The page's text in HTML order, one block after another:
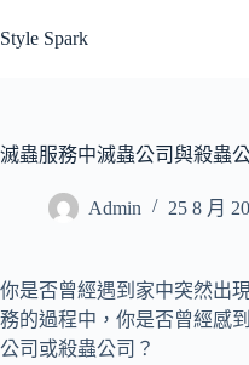
至
容
Style Spark
滅蟲服務中滅蟲公司與殺蟲
Admin 25 8 月
你是否曾經遇到家中突然出
務的過程中，你是否曾經感
公司或殺蟲公司？